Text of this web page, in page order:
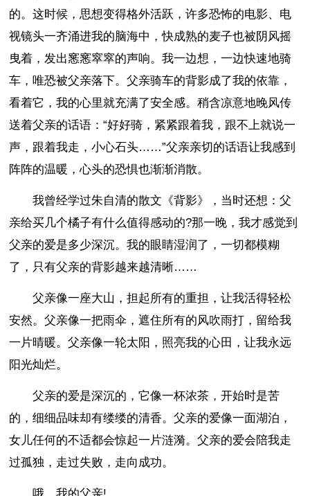
的。这时候，思想变得格外活跃，许多恐怖的电影、电
视镜头一齐涌进我的脑海中，快成熟的麦子也被阴风摇
曳着，发出窸窸窣窣的声响。我一边想，一边快速地骑
车，唯恐被父亲落下。父亲骑车的背影成了我的依靠，
看着它，我的心里就充满了安全感。稍含凉意地晚风传
送着父亲的话语：“好好骑，紧紧跟着我，跟不上就说一
声，跟着我走，小心石头……”父亲亲切的话语让我感到
阵阵的温暖，心头的恐惧也渐渐消散。
我曾经学过朱自清的散文《背影》，当时还想：父
亲给买几个橘子有什么值得感动的?那一晚，我才感觉到
父亲的爱是多少深沉。我的眼睛湿润了，一切都模糊
了，只有父亲的背影越来越清晰……
父亲像一座大山，担起所有的重担，让我活得轻松
安然。父亲像一把雨伞，遮住所有的风吹雨打，留给我
一片晴暖。父亲像一轮太阳，照亮我的心田，让我永远
阳光灿烂。
父亲的爱是深沉的，它像一杯浓茶，开始时是苦
的，细细品味却有缕缕的清香。父亲的爱像一面湖泊，
女儿任何的不适都会惊起一片涟漪。父亲的爱会陪我走
过孤独，走过失败，走向成功。
哦，我的父亲!